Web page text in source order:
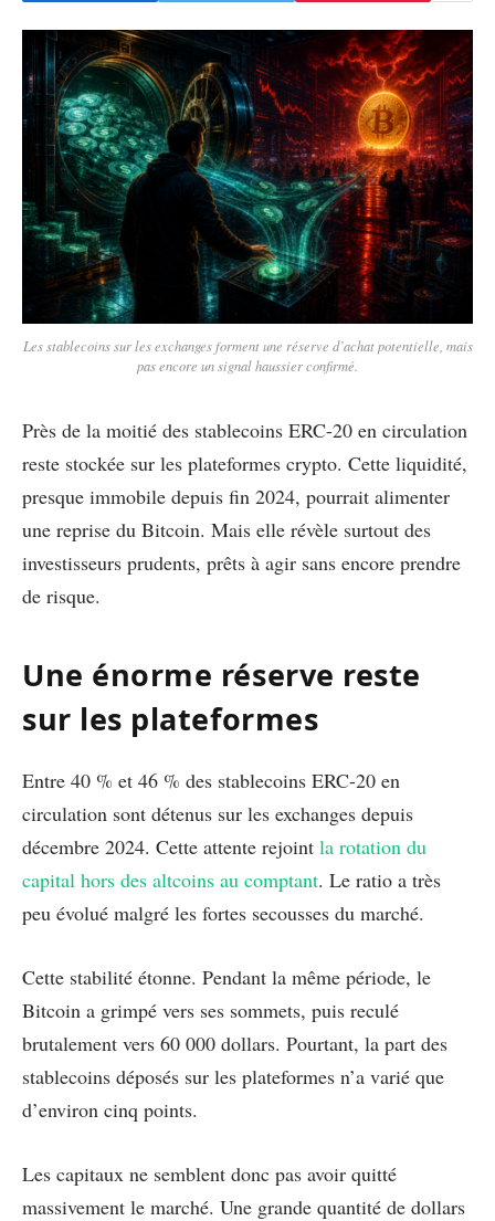
Les stablecoins sur les exchanges forment une réserve d’achat potentielle, mais
pas encore un signal haussier confirmé.
Près de la moitié des stablecoins ERC-20 en circulation
reste stockée sur les plateformes crypto. Cette liquidité,
presque immobile depuis fin 2024, pourrait alimenter
une reprise du Bitcoin. Mais elle révèle surtout des
investisseurs prudents, prêts à agir sans encore prendre
de risque.
Une énorme réserve reste
sur les plateformes
Entre 40 % et 46 % des stablecoins ERC-20 en
circulation sont détenus sur les exchanges depuis
décembre 2024. Cette attente rejoint la rotation du
capital hors des altcoins au comptant. Le ratio a très
peu évolué malgré les fortes secousses du marché.
Cette stabilité étonne. Pendant la même période, le
Bitcoin a grimpé vers ses sommets, puis reculé
brutalement vers 60 000 dollars. Pourtant, la part des
stablecoins déposés sur les plateformes n’a varié que
d’environ cinq points.
Les capitaux ne semblent donc pas avoir quitté
massivement le marché. Une grande quantité de dollars